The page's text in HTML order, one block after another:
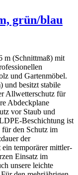
grün/blau
m (Schnittmaß) mit
und Gartenmöbel.
und besitzt stabile
Allwetterschutz für
Abdeckplane
vor Staub und
Beschichtung ist
für den Schutz im
der
temporärer mittler-
Einsatz im
unsere leichte